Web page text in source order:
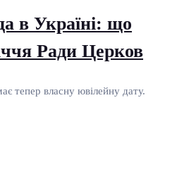
в Україні: що
Ради Церков
тепер власну ювілейну дату.